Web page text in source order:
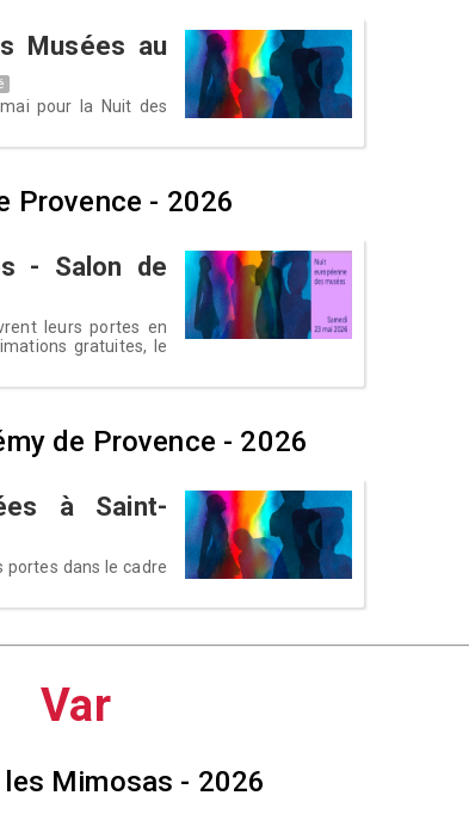
Musées au
pour la Nuit des
Provence - 2026
- Salon de
leurs portes en
gratuites, le
de Provence - 2026
à Saint-
portes dans le cadre
Var
Mimosas - 2026